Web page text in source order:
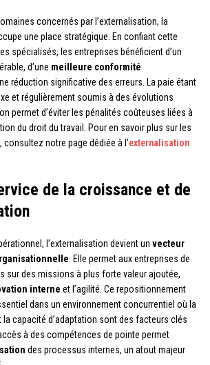
concernés par l’externalisation, la
une place stratégique. En confiant cette
spécialisés, les entreprises bénéficient d’un
d’une meilleure conformité
réduction significative des erreurs. La paie étant
et régulièrement soumis à des évolutions
permet d’éviter les pénalités coûteuses liées à
du droit du travail. Pour en savoir plus sur les
consultez notre page dédiée à l’externalisation
de la croissance et de
l’externalisation devient un vecteur
. Elle permet aux entreprises de
sur des missions à plus forte valeur ajoutée,
interne et l’agilité. Ce repositionnement
dans un environnement concurrentiel où la
la capacité d’adaptation sont des facteurs clés
à des compétences de pointe permet
des processus internes, un atout majeur